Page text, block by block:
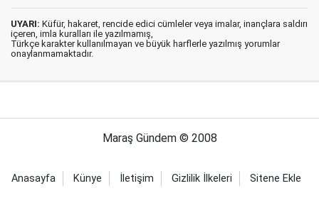
UYARI: Küfür, hakaret, rencide edici cümleler veya imalar, inançlara saldırı
içeren, imla kuralları ile yazılmamış,
Türkçe karakter kullanılmayan ve büyük harflerle yazılmış yorumlar
onaylanmamaktadır.
Maraş Gündem © 2008
Anasayfa Künye İletişim Gizlilik İlkeleri Sitene Ekle